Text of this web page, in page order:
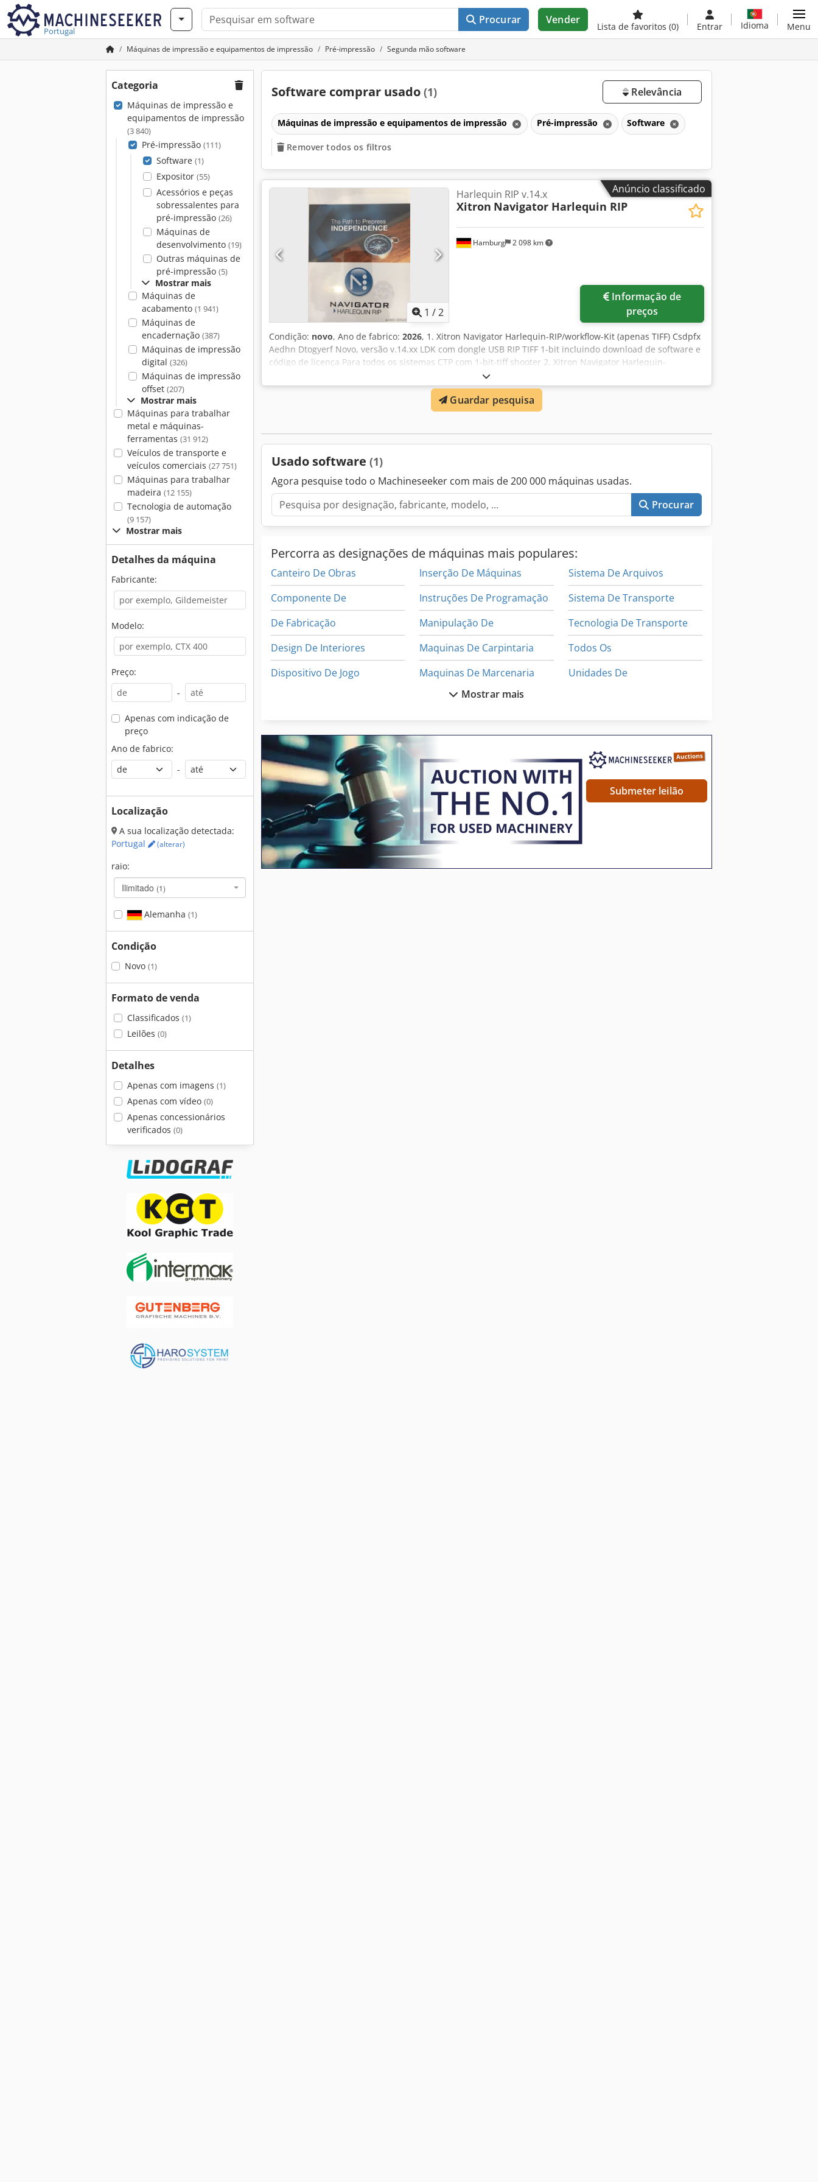
Portugal
Procurar Vender
Lista de favoritos (0) Entrar Idioma Menu
Máquinas de impressão e equipamentos de impressão Pré-impressão Segunda mão software
Categoria
Máquinas de impressão e
equipamentos de impressão
(3 840)
Pré-impressão (111)
Software (1)
Expositor (55)
Acessórios e peças
sobressalentes para
pré-impressão (26)
Máquinas de
desenvolvimento (19)
Outras máquinas de
pré-impressão (5)
Mostrar mais
Máquinas de
acabamento (1 941)
Máquinas de
encadernação (387)
Máquinas de impressão
digital (326)
Máquinas de impressão
offset (207)
Mostrar mais
Máquinas para trabalhar
metal e máquinas-
ferramentas (31 912)
Veículos de transporte e
veículos comerciais (27 751)
Máquinas para trabalhar
madeira (12 155)
Tecnologia de automação
(9 157)
Mostrar mais
Detalhes da máquina
Fabricante:
Modelo:
Preço:
-
Apenas com indicação de
preço
Ano de fabrico:
-
Localização
A sua localização detectada:
Portugal
(alterar)
raio:
Ilimitado (1)
Alemanha (1)
Condição
Novo (1)
Formato de venda
Classificados (1)
Leilões (0)
Detalhes
Apenas com imagens (1)
Apenas com vídeo (0)
Apenas concessionários
verificados (0)
Software comprar usado (1) Relevância
Máquinas de impressão e equipamentos de impressão Pré-impressão Software
Remover todos os filtros
Anúncio classificado
Solicitar mais imagens
1 /2
Hamburg 2 098 km
Harlequin RIP v.14.x
Xitron Navigator Harlequin RIP
preços
Condição: novo, Ano de fabrico: 2026, 1. Xitron Navigator Harlequin-RIP/workflow-Kit (apenas TIFF) Csdpfx
Aedhn Dtogyerf Novo, versão v.14.xx LDK com dongle USB RIP TIFF 1-bit incluindo download de software e
código de licença Para todos os sistemas CTP com 1-bit-tiff shooter 2. Xitron Navigator Harlequin-
RIP/workflow-Kit Novo, versão v.14.xx LDK com dongle USB RIP TIFF 1-bit incluindo download de software e
código de licença Interface USB BlueBox Para muitos sistemas CTP sem 1-bit-tiff shooter 3. RasterBlaster
1-bit-tiff Shooter Todas as ofertas são sem compromisso.
Guardar pesquisa
Usado software (1)
Agora pesquise todo o Machineseeker com mais de 200 000 máquinas usadas.
Procurar
Percorra as designações de máquinas mais populares:
Canteiro De Obras
Componente De
De Fabricação
Design De Interiores
Dispositivo De Jogo
Equipamentos De Oficina
Ferramentas De Corte
Inserção De Máquinas
Instruções De Programação
Manipulação De
Maquinas De Carpintaria
Maquinas De Marcenaria
Maquinas De Usinagem
Máquina De Marcenaria
Sistema De Arquivos
Sistema De Transporte
Tecnologia De Transporte
Todos Os
Unidades De
Mostrar mais
Submeter leilão